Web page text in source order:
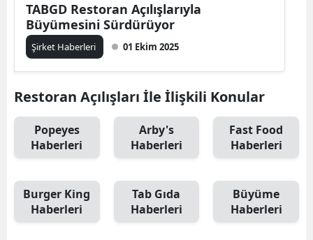
TABGD Restoran Açılışlarıyla
Büyümesini Sürdürüyor
Şirket Haberleri 01 Ekim 2025
Restoran Açılışları İle İlişkili Konular
Popeyes
Haberleri
Arby's
Haberleri
Fast Food
Haberleri
Burger King
Haberleri
Tab Gıda
Haberleri
Büyüme
Haberleri